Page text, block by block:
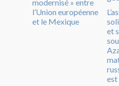
modernisé » entre
l’Union européenne
et le Mexique
et
est